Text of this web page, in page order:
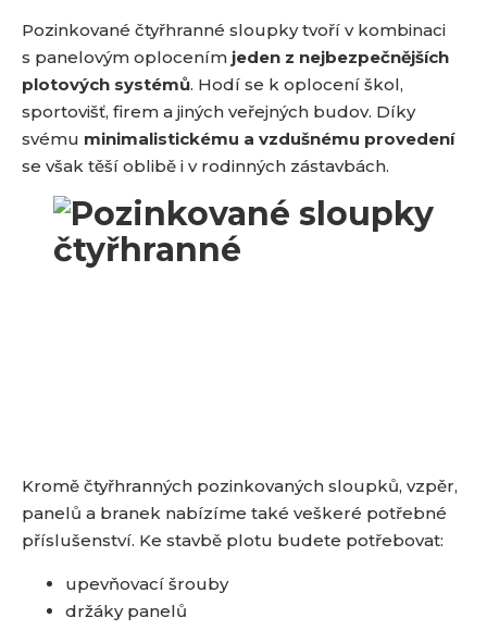
Pozinkované čtyřhranné sloupky tvoří v kombinaci
s panelovým oplocením jeden z nejbezpečnějších
plotových systémů. Hodí se k oplocení škol,
sportovišť, firem a jiných veřejných budov. Díky
svému minimalistickému a vzdušnému provedení
se však těší oblibě i v rodinných zástavbách.
Kromě čtyřhranných pozinkovaných sloupků, vzpěr,
panelů a branek nabízíme také veškeré potřebné
příslušenství. Ke stavbě plotu budete potřebovat:
upevňovací šrouby
držáky panelů